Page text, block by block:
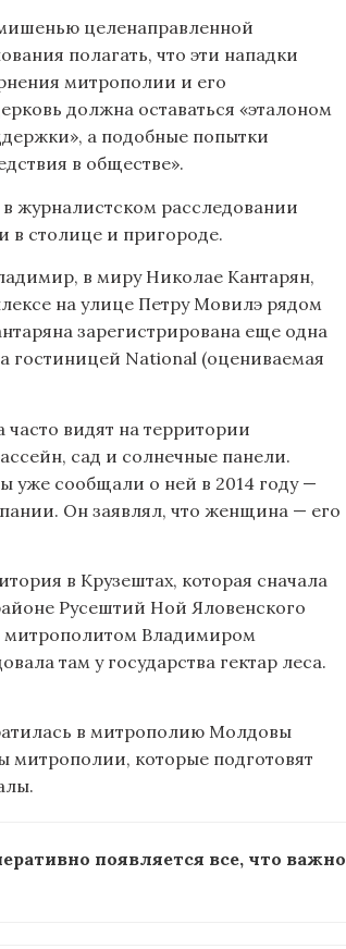
целенаправленной
полагать, что эти нападки
митрополии и его
должна оставаться «эталоном
а подобные попытки
в обществе».
журналистском расследовании
в столице и пригороде.
в миру Николае Кантарян,
на улице Петру Мовилэ рядом
зарегистрирована еще одна
гостиницей National (оцениваемая
видят на территории
сад и солнечные панели.
уже сообщали о ней в 2014 году —
Он заявлял, что женщина — его
в Крузештах, которая сначала
Русештий Ной Яловенского
митрополитом Владимиром
там у государства гектар леса.
в митрополию Молдовы
митрополии, которые подготовят
появляется все, что важно